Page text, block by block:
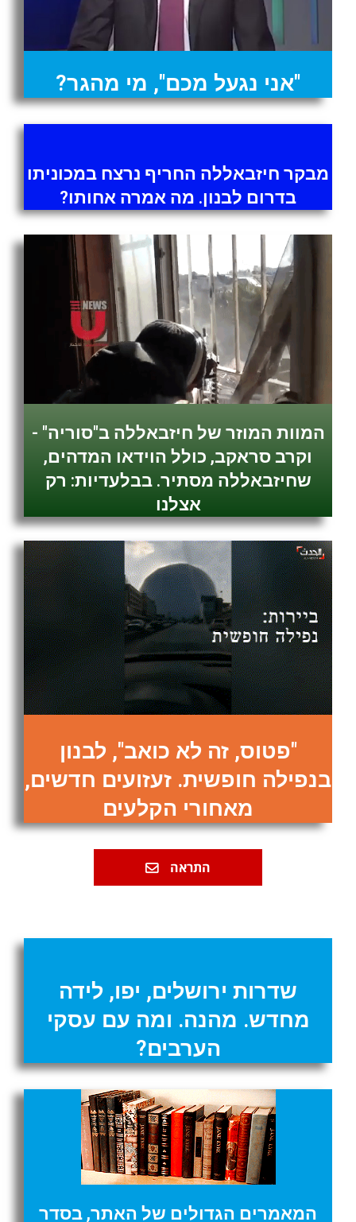
"אני נגעל מכם", מי מהגר?
מבקר חיזבאללה החריף נרצח במכוניתו
בדרום לבנון. מה אמרה אחותו?
המוות המוזר של חיזבאללה ב"סוריה" -
וקרב סראקב, כולל הוידאו המדהים,
שחיזבאללה מסתיר. בבלעדיות: רק
אצלנו
"פטוס, זה לא כואב", לבנון
בנפילה חופשית. זעזועים חדשים,
מאחורי הקלעים
התראה
שדרות ירושלים, יפו, לידה
מחדש. מהנה. ומה עם עסקי
הערבים?
המאמרים הגדולים של האתר, בסדר